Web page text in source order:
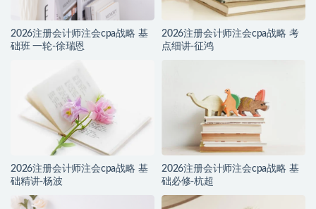
2026注册会计师注会cpa战略 基
础班 一轮-徐瑞恩
2026注册会计师注会cpa战略 考
点细讲-征鸿
2026注册会计师注会cpa战略 基
础精讲-杨波
2026注册会计师注会cpa战略 基
础必修-杭超